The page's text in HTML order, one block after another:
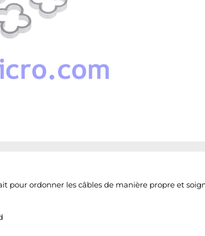
pour ordonner les câbles de manière propre et